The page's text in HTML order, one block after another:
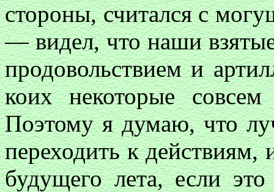
стороны, считался с
— видел, что наши
продовольствием и
коих некоторые
Поэтому я думаю, что
переходить к
будущего лета, если это